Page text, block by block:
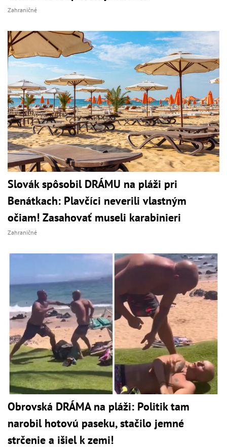
Zahraničné
Slovák spôsobil DRÁMU na pláži pri
Benátkach: Plavčíci neverili vlastným
očiam! Zasahovať museli karabinieri
Zahraničné
Obrovská DRÁMA na pláži: Politik tam
narobil hotovú paseku, stačilo jemné
strčenie a išiel k zemi!